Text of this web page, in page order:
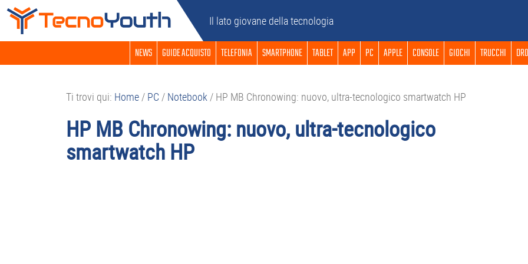
Passa
navigazione
Passa
contenuto
Passa
barra
Passa
piè
Il lato giovane della tecnologia
NEWS GUIDE ACQUISTO TELEFONIA SMARTPHONE TABLET APP PC APPLE CONSOLE GIOCHI TRUCCHI
Ti trovi qui: Home/ PC/ Notebook/ HP MB Chronowing: nuovo, ultra-tecnologico smartwatch HP
HP MB Chronowing: nuovo, ultra-tecnologico
smartwatch HP